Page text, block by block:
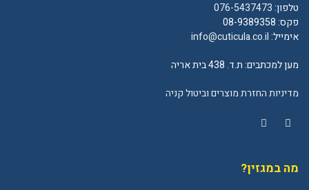
טלפון:076-5437473
פקס: 08-9389358
אימייל:info@cuticula.co.il
מען למכתבים: ת.ד. 438 בית אריה
מדיניות החזרת מוצרים וביטול קניה
מה במגזין?